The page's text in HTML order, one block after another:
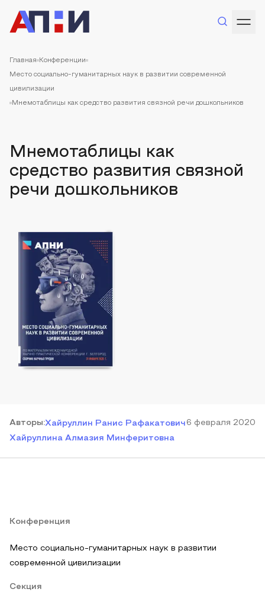
Главная Конференции
Место социально-гуманитарных наук в развитии современной
цивилизации
Мнемотаблицы как средство развития связной речи дошкольников
Мнемотаблицы как
средство развития связной
речи дошкольников
Авторы:Хайруллин Ранис Рафакатович
Хайруллина Алмазия Минферитовна
6 февраля 2020
Конференция
Место социально-гуманитарных наук в развитии
современной цивилизации
Секция